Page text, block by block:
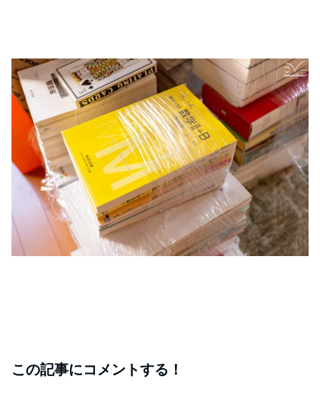
この記事にコメントする！